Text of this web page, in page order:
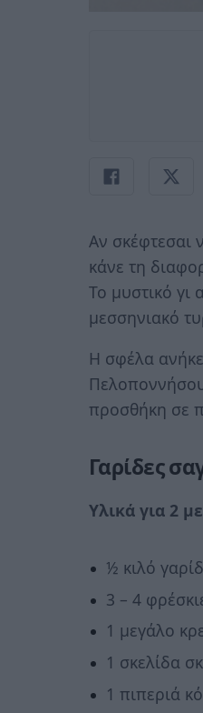
Αν σκέφτεσαι
κάνε τη
Το μυστικό γι
μεσσηνιακό
Η σφέλα
Πελοποννήσου
προσθήκη σε
Γαρίδες
Υλικά για 2
½ κιλό
3 – 4
1 μεγάλο
1 σκελίδα
1 πιπεριά